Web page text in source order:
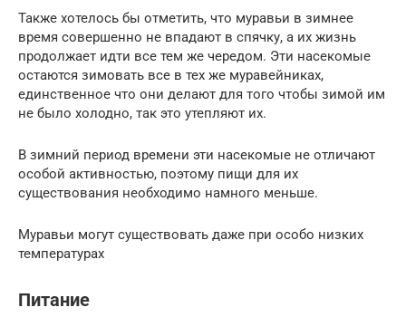
Также хотелось бы отметить, что муравьи в зимнее
время совершенно не впадают в спячку, а их жизнь
продолжает идти все тем же чередом. Эти насекомые
остаются зимовать все в тех же муравейниках,
единственное что они делают для того чтобы зимой им
не было холодно, так это утепляют их.
В зимний период времени эти насекомые не отличают
особой активностью, поэтому пищи для их
существования необходимо намного меньше.
Муравьи могут существовать даже при особо низких
температурах
Питание